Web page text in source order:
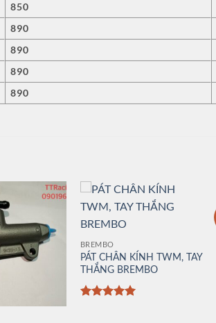
850
890
890
890
890
BREMBO
PÁT CHÂN KÍNH TWM, TAY
THẮNG BREMBO